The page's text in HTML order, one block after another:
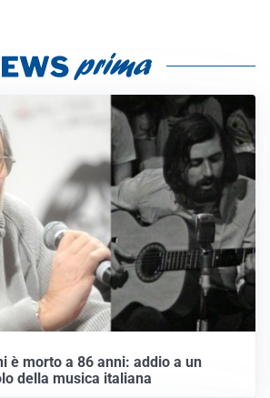
è morto a 86 anni: addio a un
della musica italiana